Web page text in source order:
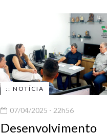
:: NOTÍCIA
07/04/2025 - 22h56
Desenvolvimento